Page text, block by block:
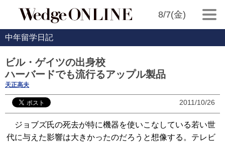
8/7(金)
中年留学日記
ビル・ゲイツの出身校
ハーバードでも流行るアップル製品
天正高夫
2011/10/26
ジョブズ氏の死去が特に機器を使いこなしている若い世
代に与えた影響は大きかったのだろうと想像する。テレビ